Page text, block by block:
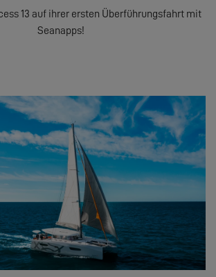
13 auf ihrer ersten Überführungsfahrt mit
Seanapps!